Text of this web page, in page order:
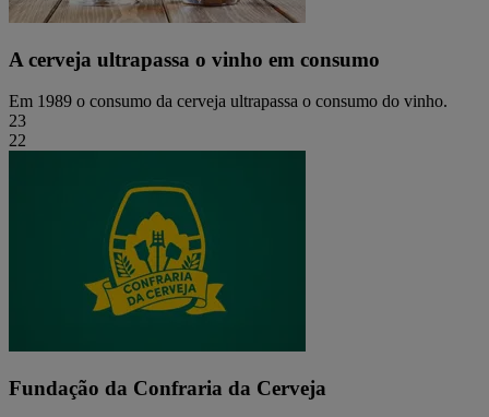
A cerveja ultrapassa o vinho em consumo
Em 1989 o consumo da cerveja ultrapassa o consumo do vinho.
23
22
Fundação da Confraria da Cerveja